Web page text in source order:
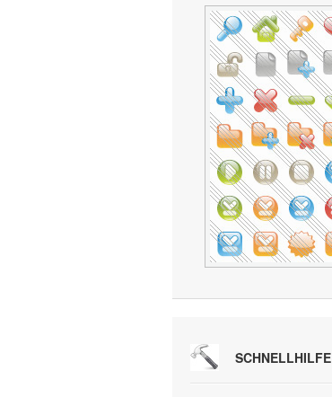
SCHNELLHILFE